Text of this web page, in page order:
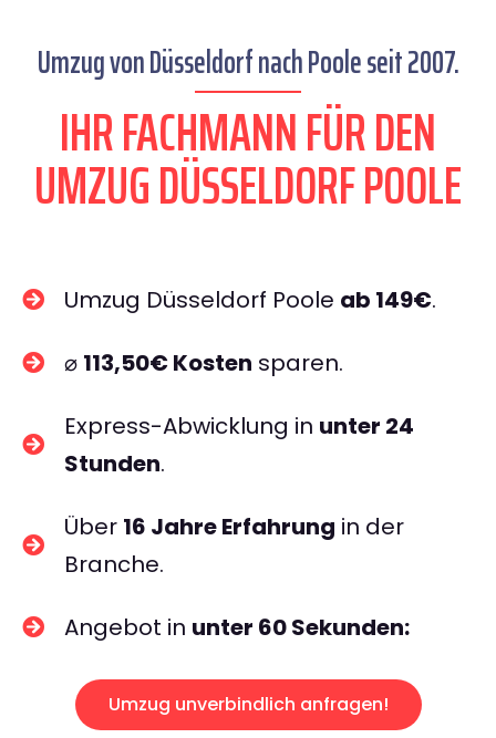
Umzug von Düsseldorf nach Poole seit 2007.
IHR FACHMANN FÜR DEN
UMZUG DÜSSELDORF POOLE
Umzug Düsseldorf Poole ab 149€.
⌀ 113,50€ Kosten sparen.
Express-Abwicklung in unter 24
Stunden.
Über 16 Jahre Erfahrung in der
Branche.
Angebot in unter 60 Sekunden:
Umzug unverbindlich anfragen!